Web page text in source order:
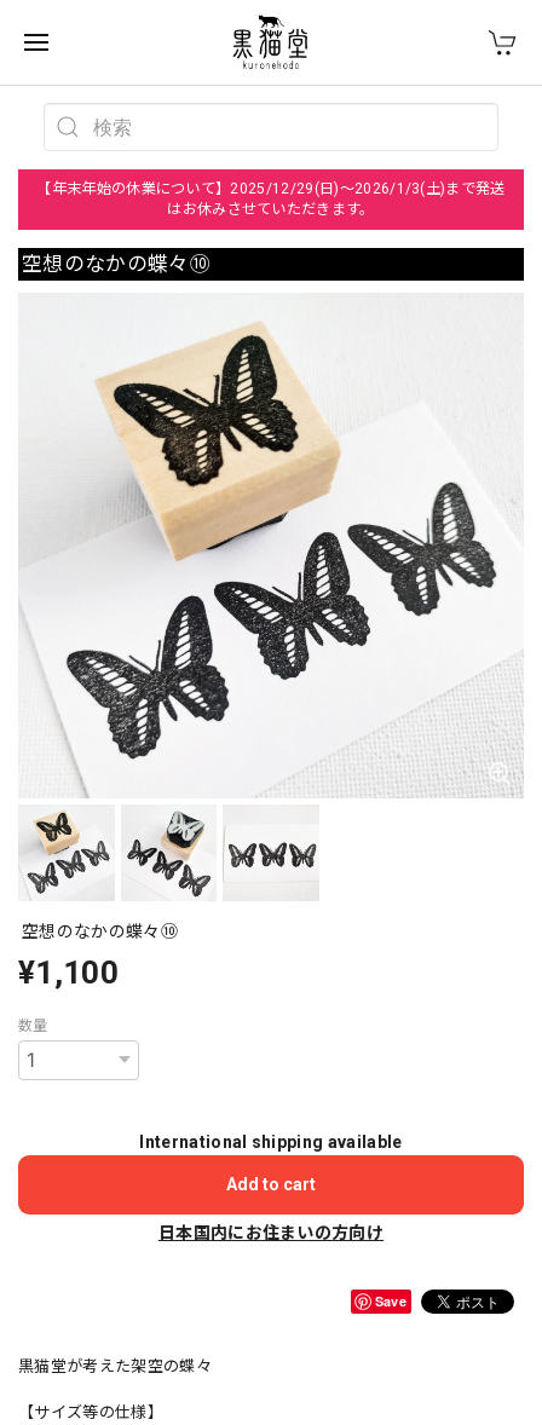
【年末年始の休業について】2025/12/29(日)～2026/1/3(土)まで発送
はお休みさせていただきます。
空想のなかの蝶々⑩
空想のなかの蝶々⑩
¥1,100
数量
International shipping available
Add to cart
日本国内にお住まいの方向け
Save
黒猫堂が考えた架空の蝶々
【サイズ等の仕様】